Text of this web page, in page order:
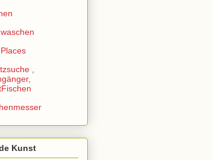
,
Kunst